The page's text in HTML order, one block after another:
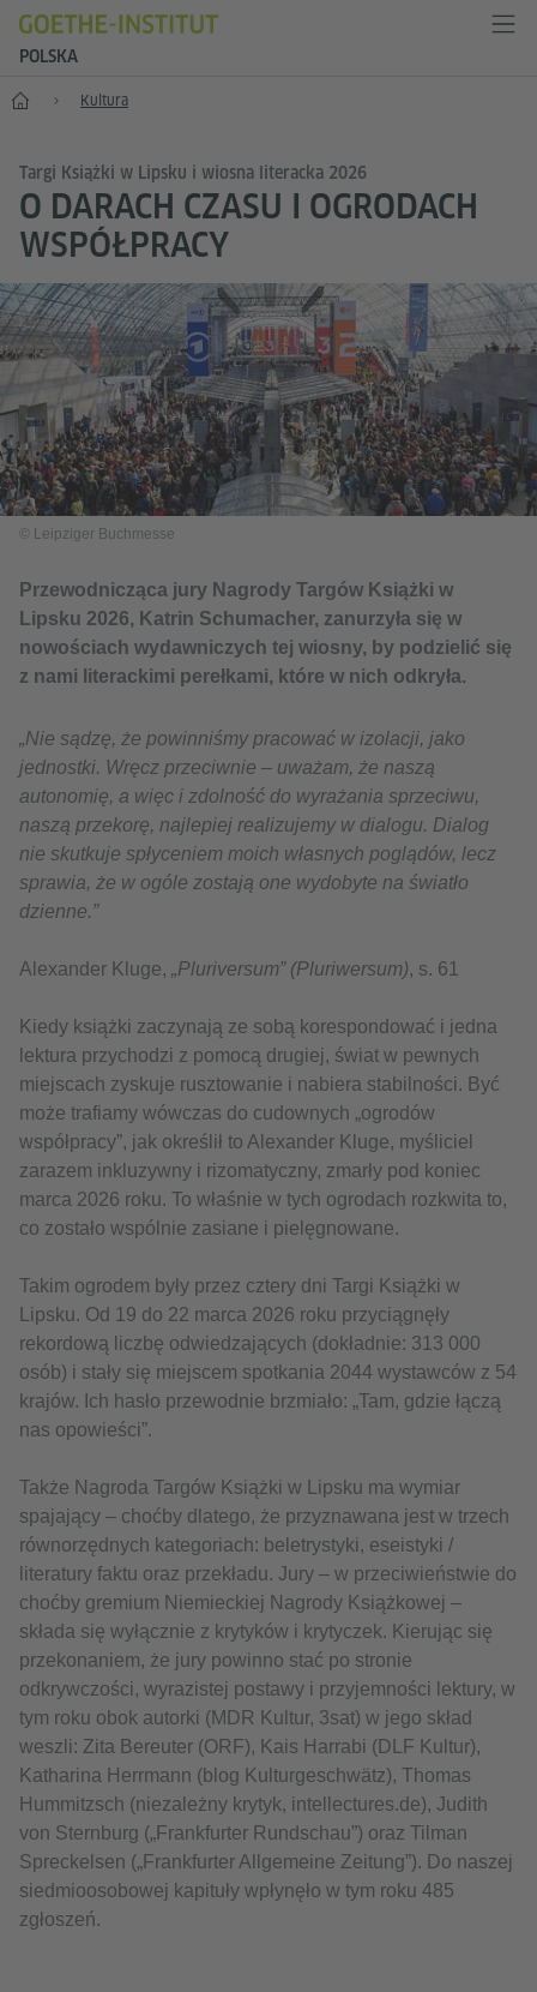
POLSKA
Start Kultura
Targi Książki w Lipsku i wiosna literacka 2026
O DARACH CZASU I OGRODACH
WSPÓŁPRACY
© Leipziger Buchmesse
Przewodnicząca jury Nagrody Targów Książki w
Lipsku 2026, Katrin Schumacher, zanurzyła się w
nowościach wydawniczych tej wiosny, by podzielić się
z nami literackimi perełkami, które w nich odkryła.
„Nie sądzę, że powinniśmy pracować w izolacji, jako
jednostki. Wręcz przeciwnie – uważam, że naszą
autonomię, a więc i zdolność do wyrażania sprzeciwu,
naszą przekorę, najlepiej realizujemy w dialogu. Dialog
nie skutkuje spłyceniem moich własnych poglądów, lecz
sprawia, że w ogóle zostają one wydobyte na światło
dzienne.”
Alexander Kluge, „Pluriversum” (Pluriwersum), s. 61
Kiedy książki zaczynają ze sobą korespondować i jedna
lektura przychodzi z pomocą drugiej, świat w pewnych
miejscach zyskuje rusztowanie i nabiera stabilności. Być
może trafiamy wówczas do cudownych „ogrodów
współpracy”, jak określił to Alexander Kluge, myśliciel
zarazem inkluzywny i rizomatyczny, zmarły pod koniec
marca 2026 roku. To właśnie w tych ogrodach rozkwita to,
co zostało wspólnie zasiane i pielęgnowane.
Takim ogrodem były przez cztery dni Targi Książki w
Lipsku. Od 19 do 22 marca 2026 roku przyciągnęły
rekordową liczbę odwiedzających (dokładnie: 313 000
osób) i stały się miejscem spotkania 2044 wystawców z 54
krajów. Ich hasło przewodnie brzmiało: „Tam, gdzie łączą
nas opowieści”.
Także Nagroda Targów Książki w Lipsku ma wymiar
spajający – choćby dlatego, że przyznawana jest w trzech
równorzędnych kategoriach: beletrystyki, eseistyki /
literatury faktu oraz przekładu. Jury – w przeciwieństwie do
choćby gremium Niemieckiej Nagrody Książkowej –
składa się wyłącznie z krytyków i krytyczek. Kierując się
przekonaniem, że jury powinno stać po stronie
odkrywczości, wyrazistej postawy i przyjemności lektury, w
tym roku obok autorki (MDR Kultur, 3sat) w jego skład
weszli: Zita Bereuter (ORF), Kais Harrabi (DLF Kultur),
Katharina Herrmann (blog Kulturgeschwätz), Thomas
Hummitzsch (niezależny krytyk, intellectures.de), Judith
von Sternburg („Frankfurter Rundschau”) oraz Tilman
Spreckelsen („Frankfurter Allgemeine Zeitung”). Do naszej
siedmioosobowej kapituły wpłynęło w tym roku 485
zgłoszeń.